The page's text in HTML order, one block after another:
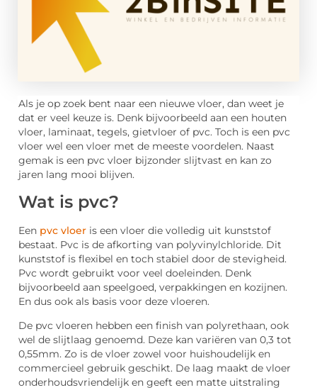
Als je op zoek bent naar een nieuwe vloer, dan weet je
dat er veel keuze is. Denk bijvoorbeeld aan een houten
vloer, laminaat, tegels, gietvloer of pvc. Toch is een pvc
vloer wel een vloer met de meeste voordelen. Naast
gemak is een pvc vloer bijzonder slijtvast en kan zo
jaren lang mooi blijven.
Wat is pvc?
Een pvc vloer is een vloer die volledig uit kunststof
bestaat. Pvc is de afkorting van polyvinylchloride. Dit
kunststof is flexibel en toch stabiel door de stevigheid.
Pvc wordt gebruikt voor veel doeleinden. Denk
bijvoorbeeld aan speelgoed, verpakkingen en kozijnen.
En dus ook als basis voor deze vloeren.
De pvc vloeren hebben een finish van polyrethaan, ook
wel de slijtlaag genoemd. Deze kan variëren van 0,3 tot
0,55mm. Zo is de vloer zowel voor huishoudelijk en
commercieel gebruik geschikt. De laag maakt de vloer
onderhoudsvriendelijk en geeft een matte uitstraling